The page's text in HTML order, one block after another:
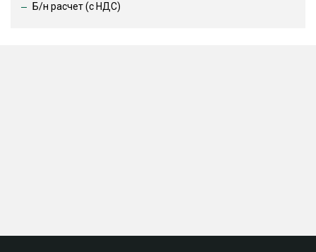
Б/н расчет (c НДС)